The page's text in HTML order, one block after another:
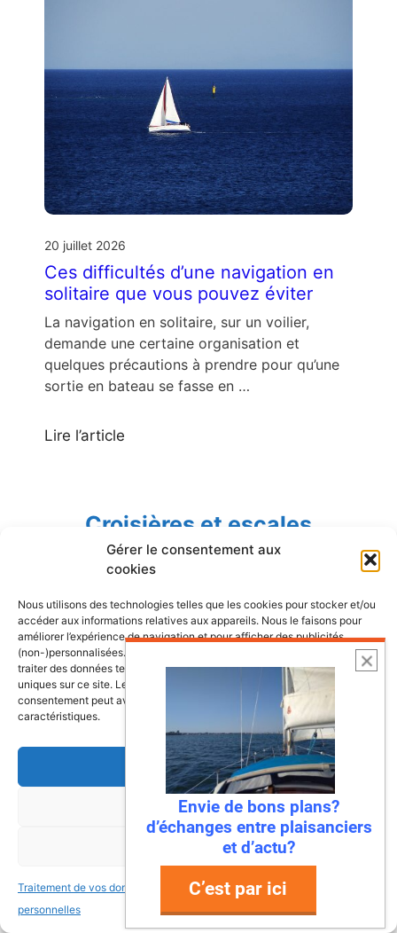
Gérer le consentement aux
cookies
Nous utilisons des technologies telles que les cookies pour stocker et/ou
accéder aux informations relatives aux appareils. Nous le faisons pour
améliorer l’expérience de navigation et pour afficher des publicités
(non-)personnalisées. Consentir à ces technologies nous autorisera à
traiter des données telles que le comportement de navigation ou les ID
uniques sur ce site. Le fait de ne pas consentir ou de retirer son
consentement peut avoir un effet négatif sur certaines fonctonnalités et
caractéristiques.
Accepter
Refuser
Voir les préférences
Traitement de vos données
personnelles
Traitement de vos données
personnelles
20 juillet 2026
Ces difficultés d’une navigation en
solitaire que vous pouvez éviter
La navigation en solitaire, sur un voilier,
demande une certaine organisation et
quelques précautions à prendre pour qu’une
sortie en bateau se fasse en …
Lire l’article
Croisières et escales
Les plus belles escales et croisières de
6 août 2026
Envie de fraicheur ? Larguez les
Envie de bons plans?
d’échanges entre plaisanciers
et d’actu?
C’est par ici